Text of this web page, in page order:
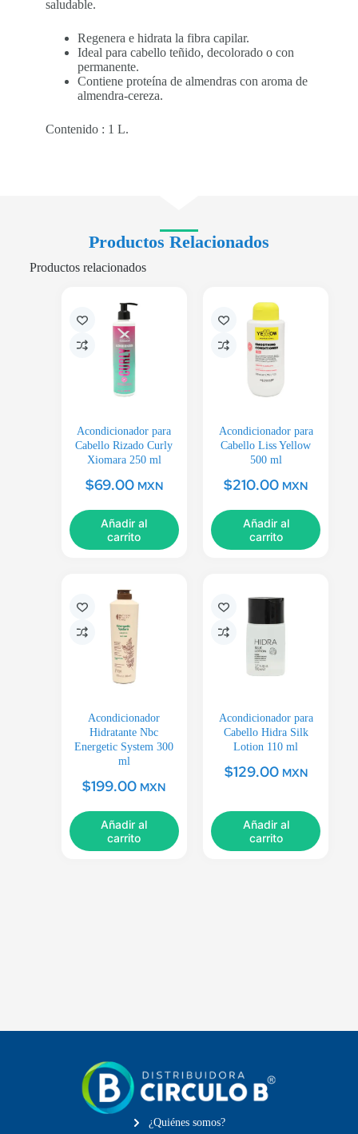
saludable.
Regenera e hidrata la fibra capilar.
Ideal para cabello teñido, decolorado o con
permanente.
Contiene proteína de almendras con aroma de
almendra-cereza.
Contenido : 1 L.
Productos Relacionados
Productos relacionados
Acondicionador para
Cabello Rizado Curly
Xiomara 250 ml
$69.00 MXN
Añadir al
carrito
Acondicionador para
Cabello Liss Yellow
500 ml
$210.00 MXN
Añadir al
carrito
Acondicionador
Hidratante Nbc
Energetic System 300
ml
$199.00 MXN
Añadir al
carrito
Acondicionador para
Cabello Hidra Silk
Lotion 110 ml
$129.00 MXN
Añadir al
carrito
¿Quiénes somos?